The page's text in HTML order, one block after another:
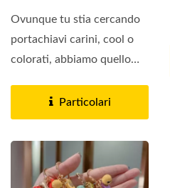
Ovunque tu stia cercando
portachiavi carini, cool o
colorati, abbiamo quello
un'eccezionale...
Particolari